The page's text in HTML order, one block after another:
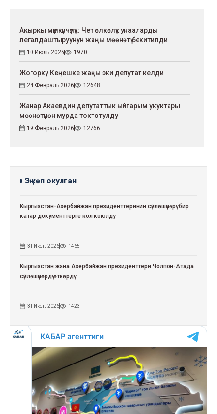
Акыркы мүмкүнчүлүк: Чет өлкөлүк унааларды
легалдаштыруунун жаңы мөөнөтү бекитилди
10 Июль 2026 1970
Жогорку Кеңешке жаңы эки депутат келди
24 Февраль 2026 12648
Жанар Акаевдин депутаттык ыйгарым укуктары
мөөнөтүнөн мурда токтотулду
19 Февраль 2026 12766
Эң көп окулган
Кыргызстан-Азербайжан президенттеринин сүйлөшүүлөрү: бир
катар документтерге кол коюлду
31 Июль 2026 1465
Кыргызстан жана Азербайжан президенттери Чолпон-Атада
сүйлөшүүлөрдү өткөрдү
31 Июль 2026 1423